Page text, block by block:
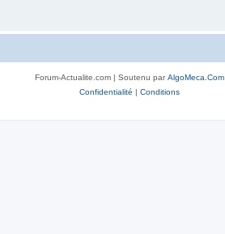
Forum-Actualite.com | Soutenu parAlgoMeca.Com
Confidentialité | Conditions